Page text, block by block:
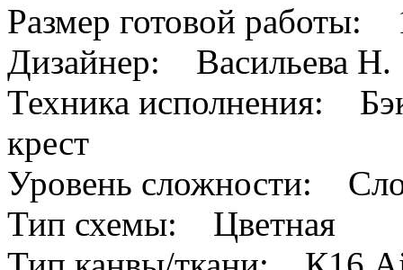
Размер готовой работы:
Дизайнер: Васильева Н.
Техника исполнения:
крест
Уровень сложности:
Тип схемы: Цветная